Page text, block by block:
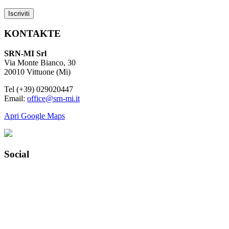
KONTAKTE
SRN-MI Srl
Via Monte Bianco, 30
20010 Vittuone (Mi)
Tel (+39) 029020447
Email: office@srn-mi.it
Apri Google Maps
Social